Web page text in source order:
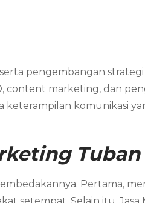
pengembangan
content marketing, dan
komunikasi
Tuban
Pertama,